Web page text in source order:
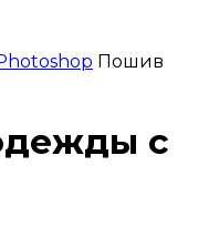
Пошив
с